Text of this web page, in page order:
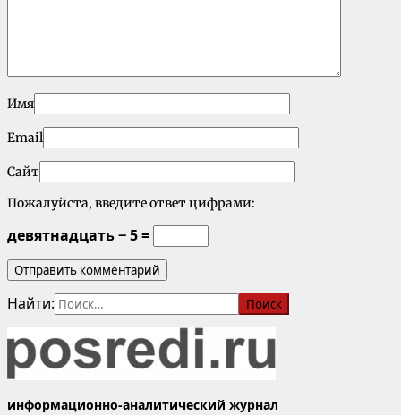
Имя
Email
Сайт
Пожалуйста, введите ответ цифрами:
девятнадцать − 5 =
Найти:
информационно-аналитический журнал